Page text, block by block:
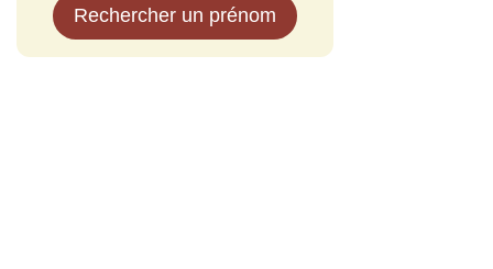
Rechercher un prénom